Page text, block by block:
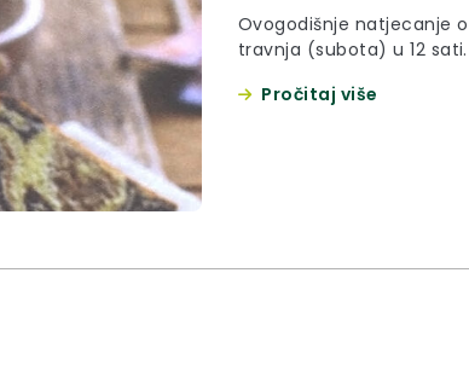
Ovogodišnje natjecanje
travnja (subota) u 12 sati.
Pročitaj više